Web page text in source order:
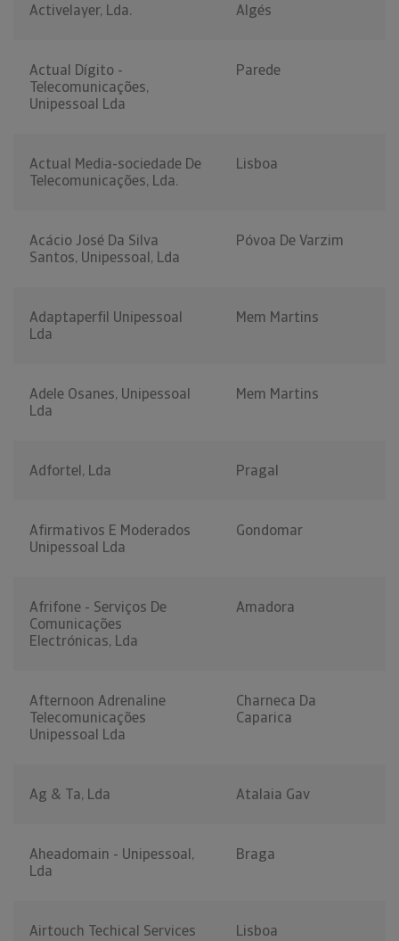
Activelayer, Lda. Algés
Actual Dígito -
Telecomunicações,
Unipessoal Lda
Parede
Actual Media-sociedade De
Telecomunicações, Lda.
Lisboa
Acácio José Da Silva
Santos, Unipessoal, Lda
Póvoa De Varzim
Adaptaperfil Unipessoal
Lda
Mem Martins
Adele Osanes, Unipessoal
Lda
Mem Martins
Adfortel, Lda Pragal
Afirmativos E Moderados
Unipessoal Lda
Gondomar
Afrifone - Serviços De
Comunicações
Electrónicas, Lda
Amadora
Afternoon Adrenaline
Telecomunicações
Unipessoal Lda
Charneca Da
Caparica
Ag & Ta, Lda Atalaia Gav
Aheadomain - Unipessoal,
Lda
Braga
Airtouch Techical Services Lisboa